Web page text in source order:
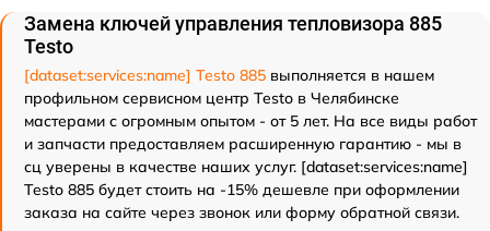
Замена ключей управления тепловизора 885
Testo
[dataset:services:name] Testo 885 выполняется в нашем
профильном сервисном центр Testo в Челябинске
мастерами с огромным опытом - от 5 лет. На все виды работ
и запчасти предоставляем расширенную гарантию - мы в
сц уверены в качестве наших услуг. [dataset:services:name]
Testo 885 будет стоить на -15% дешевле при оформлении
заказа на сайте через звонок или форму обратной связи.